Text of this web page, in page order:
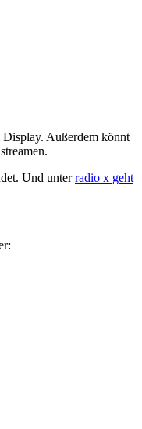
Display. Außerdem könnt
Und unterradio x geht